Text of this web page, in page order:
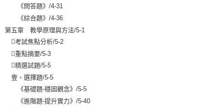
《問答題》/4-31
《綜合題》/4-36
第五章 教學原理與方法/5-1
考試焦點分析/5-2
重點摘要/5-3
精選試題/5-5
壹、選擇題/5-5
《基礎題-穩固觀念》/5-5
《進階題-提升實力》/5-40